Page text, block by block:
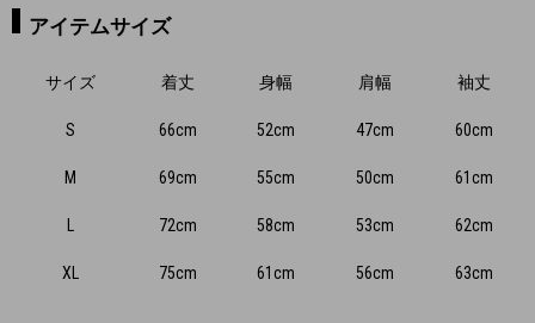
アイテムサイズ
サイズ 着丈 身幅 肩幅 袖丈
S 66cm 52cm 47cm 60cm
M 69cm 55cm 50cm 61cm
72cm 58cm 53cm 62cm
XL 75cm 61cm 56cm 63cm